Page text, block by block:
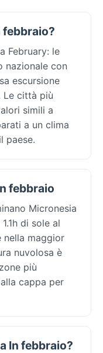
febbraio?
February: le
nazionale con
escursione
Le città più
simili a
a un clima
paese.
febbraio
Micronesia
di sole al
nella maggior
nuvolosa è
più
cappa per
In febbraio?